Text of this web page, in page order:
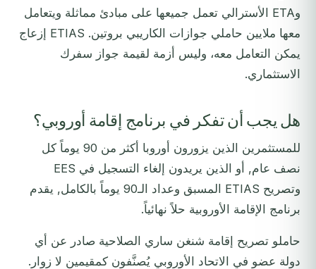
وETA الأسترالي تعمل جميعها على مبادئ مماثلة ويتعامل
معها ملايين حاملي جوازات الكاريبي بروتين. ETIAS إزعاج
يمكن التعامل معه، وليس أزمة لقيمة جواز سفرك
الاستثماري.
هل يجب أن تفكر في برنامج إقامة أوروبي؟
للمستثمرين الذين يزورون أوروبا أكثر من 90 يوماً كل
نصف عام, أو الذين يريدون إلغاء التسجيل في EES
وتصريح ETIAS المسبق وعداد الـ90 يوماً بالكامل, يقدم
برنامج الإقامة الأوروبية حلاً نهائياً.
حاملو تصريح إقامة شنغن ساري الصلاحية صادر عن أي
دولة عضو في الاتحاد الأوروبي يُصنَّفون كمقيمين لا زوار.